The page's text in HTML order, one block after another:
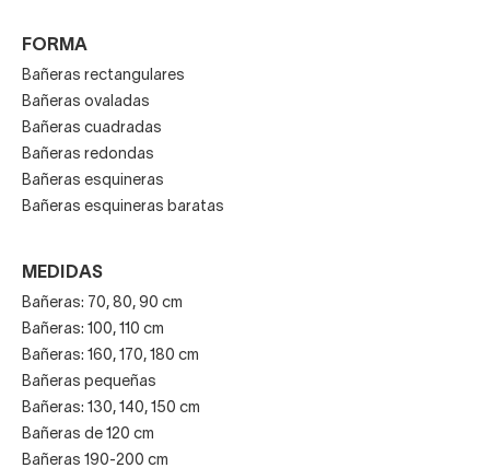
FORMA
Bañeras rectangulares
Bañeras ovaladas
Bañeras cuadradas
Bañeras redondas
Bañeras esquineras
Bañeras esquineras baratas
MEDIDAS
Bañeras: 70, 80, 90 cm
Bañeras: 100, 110 cm
Bañeras: 160, 170, 180 cm
Bañeras pequeñas
Bañeras: 130, 140, 150 cm
Bañeras de 120 cm
Bañeras 190-200 cm